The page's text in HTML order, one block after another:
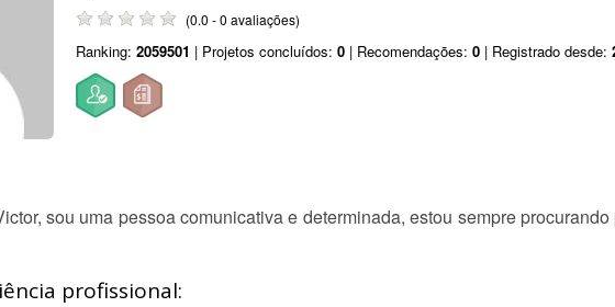
(0.0 - 0 avaliações)
Ranking: 2059501 | Projetos concluídos: 0 | Recomendações: 0 | Registrado desde:
sou uma pessoa comunicativa e determinada, estou sempre
profissional: